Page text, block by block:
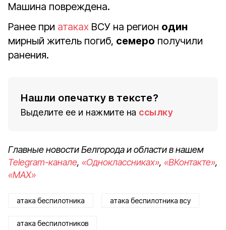
Машина повреждена.
Ранее при атаках ВСУ на регион один
мирный житель погиб, семеро получили
ранения.
Нашли опечатку в тексте?
Выделите ее и нажмите на ссылку
Главные новости Белгорода и области в нашем
Telegram-канале, «Одноклассниках», «ВКонтакте»,
«MAX»
атака беспилотника атака беспилотника всу
атака беспилотников